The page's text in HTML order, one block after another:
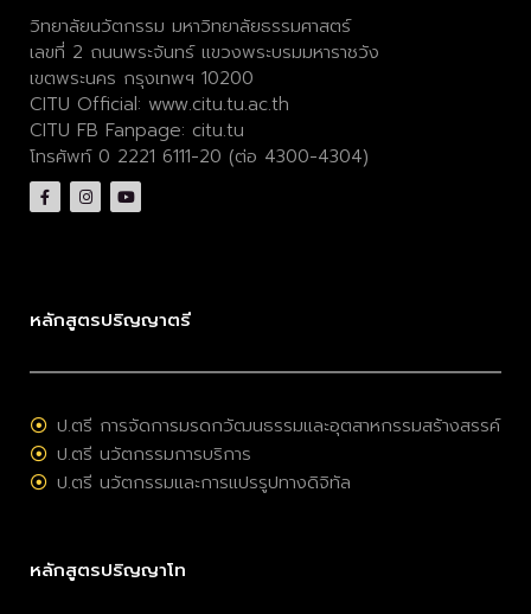
วิทยาลัยนวัตกรรม มหาวิทยาลัยธรรมศาสตร์
เลขที่ 2 ถนนพระจันทร์ แขวงพระบรมมหาราชวัง
เขตพระนคร กรุงเทพฯ 10200
CITU Official: www.citu.tu.ac.th
CITU FB Fanpage: citu.tu
โทรศัพท์ 0 2221 6111-20 (ต่อ 4300-4304)
หลักสูตรปริญญาตรี
ป.ตรี การจัดการมรดกวัฒนธรรมและอุตสาหกรรมสร้างสรรค์
ป.ตรี นวัตกรรมการบริการ
ป.ตรี นวัตกรรมและการแปรรูปทางดิจิทัล
หลักสูตรปริญญาโท